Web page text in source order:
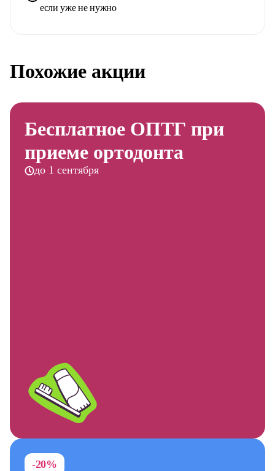
если уже не нужно
Похожие акции
Бесплатное ОПТГ при
приеме ортодонта
до 1 сентября
-20%